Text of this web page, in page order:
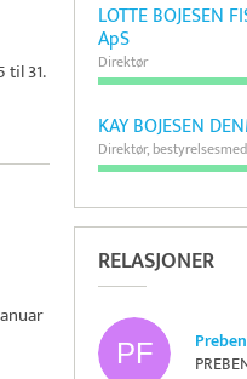
LOTTE BOJESEN
ApS
Direktør
KAY BOJESEN
Direktør,
RELASJONER
31.